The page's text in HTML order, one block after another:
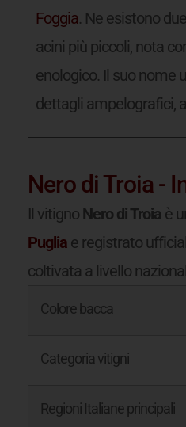
Foggia. Ne esistono
acini più piccoli, nota
enologico. Il suo nome
dettagli ampelografici,
Nero di Troia -
Il vitigno Nero di Troia è
Pugliae registrato
coltivata a livello
Colore bacca
Categoria vitigni
Regioni Italiane principali